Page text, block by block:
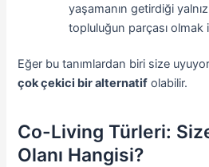
yaşamanın getirdiği
topluluğun parçası olmak
Eğer bu tanımlardan biri size
çok çekici bir alternatif olabilir.
Co-Living Türleri:
Olanı Hangisi?